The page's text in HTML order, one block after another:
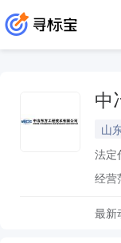
中
山
法定
经营
最新